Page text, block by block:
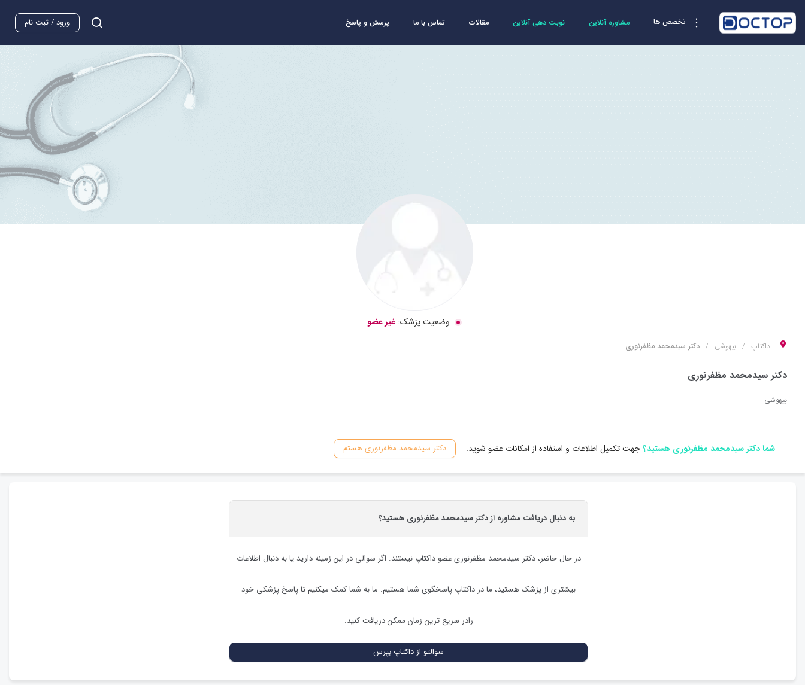
تخصص ها مشاوره آنلاین نوبت دهی آنلاین مقالات تماس با ما پرسش و پاسخ ورود / ثبت نام
وضعیت پزشک: غیر عضو
داکتاپ بیهوشی دکتر سیدمحمد مظفرنوری
دکتر سیدمحمد مظفرنوری
بیهوشی
شما دکتر سیدمحمد مظفرنوری هستید؟جهت تکمیل اطلاعات و استفاده از امکانات عضو شوید. دکتر سیدمحمد مظفرنوری هستم
به دنبال دریافت مشاوره از دکتر سیدمحمد مظفرنوری هستید؟
در حال حاضر،دکتر سیدمحمد مظفرنوریعضو داکتاپ نیستند. اگر سوالی در این زمینه دارید یا به دنبال اطلاعات
بیشتری از پزشک هستید، ما در داکتاپ پاسخگوی شما هستیم. ما به شما کمک میکنیم تا پاسخ پزشکی خود
رادر سریع ترین زمان ممکن دریافت کنید.
سوالتو از داکتاپ بپرس